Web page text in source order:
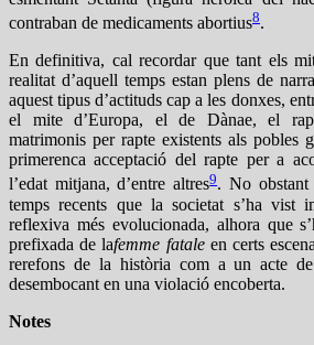
contraban de medicaments abortius8.
En definitiva, cal recordar que tant els
realitat d’aquell temps estan plens de
aquest tipus d’actituds cap a les donxes,
el mite d’Europa, el de Dànae, el
matrimonis per rapte existents als pobles
primerenca acceptació del rapte per a
l’edat mitjana, d’entre altres9. No
temps recents que la societat s’ha vist
reflexiva més evolucionada, alhora que
prefixada de lafemme fatale en certs
rerefons de la història com a un acte
desembocant en una violació encoberta.
Notes